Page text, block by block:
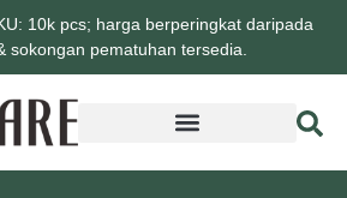
10k pcs; harga berperingkat daripada
sokongan pematuhan tersedia.